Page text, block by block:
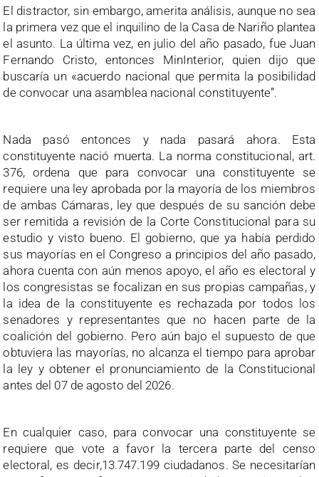
El distractor, sin embargo, amerita análisis, aunque no sea
la primera vez que el inquilino de la Casa de Nariño plantea
el asunto. La última vez, en julio del año pasado, fue Juan
Fernando Cristo, entonces MinInterior, quien dijo que
buscaría un «acuerdo nacional que permita la posibilidad
de convocar una asamblea nacional constituyente”.
Nada pasó entonces y nada pasará ahora. Esta
constituyente nació muerta. La norma constitucional, art.
376, ordena que para convocar una constituyente se
requiere una ley aprobada por la mayoría de los miembros
de ambas Cámaras, ley que después de su sanción debe
ser remitida a revisión de la Corte Constitucional para su
estudio y visto bueno. El gobierno, que ya había perdido
sus mayorías en el Congreso a principios del año pasado,
ahora cuenta con aún menos apoyo, el año es electoral y
los congresistas se focalizan en sus propias campañas, y
la idea de la constituyente es rechazada por todos los
senadores y representantes que no hacen parte de la
coalición del gobierno. Pero aún bajo el supuesto de que
obtuviera las mayorías, no alcanza el tiempo para aprobar
la ley y obtener el pronunciamiento de la Constitucional
antes del 07 de agosto del 2026.
En cualquier caso, para convocar una constituyente se
requiere que vote a favor la tercera parte del censo
electoral, es decir,13.747.199 ciudadanos. Se necesitarían